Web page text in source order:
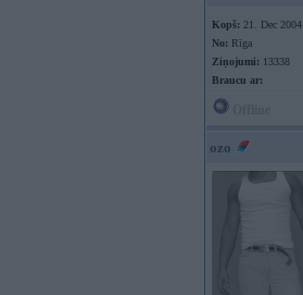
Kopš: 21. Dec 2004
No: Rīga
Ziņojumi: 13338
Braucu ar:
ozo